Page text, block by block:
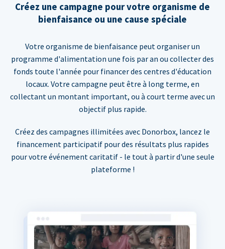
Créez une campagne pour votre organisme de
bienfaisance ou une cause spéciale
Votre organisme de bienfaisance peut organiser un
programme d'alimentation une fois par an ou collecter des
fonds toute l'année pour financer des centres d'éducation
locaux. Votre campagne peut être à long terme, en
collectant un montant important, ou à court terme avec un
objectif plus rapide.
Créez des campagnes illimitées avec Donorbox, lancez le
financement participatif pour des résultats plus rapides
pour votre événement caritatif - le tout à partir d'une seule
plateforme !